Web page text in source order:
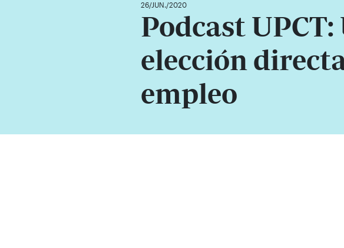
26/JUN./2020
Podcast UPCT:
elección
empleo